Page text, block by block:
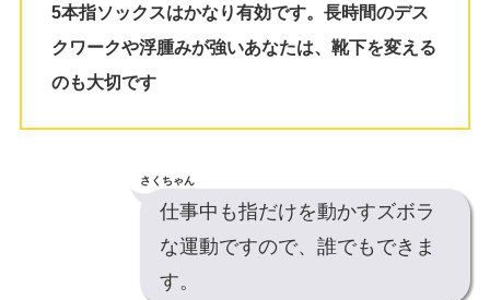
5本指ソックスはかなり有効です。長時間のデス
クワークや浮腫みが強いあなたは、靴下を変える
のも大切です
さくちゃん
仕事中も指だけを動かすズボラ
な運動ですので、誰でもできま
す。